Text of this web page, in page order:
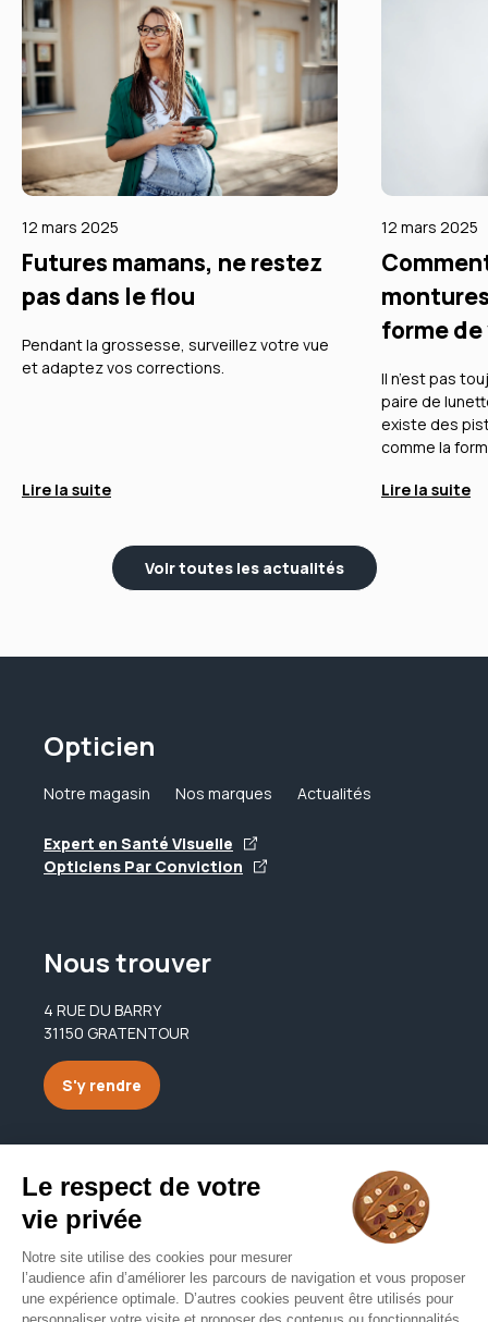
12 mars 2025
Futures mamans, ne restez
pas dans le flou
Pendant la grossesse, surveillez votre vue
et adaptez vos corrections.
Lire la suite
12 mars 2025
forme
Il n’est pas
paire de
existe des
comme la
Lire la suite
Voir toutes les actualités
Opticien
Notre magasin Nos marques Actualités
Expert en Santé Visuelle
Opticiens Par Conviction
Nous trouver
4 RUE DU BARRY
31150 GRATENTOUR
S'y rendre
Nous contacter
05 62 10 22 64
Nous contacter